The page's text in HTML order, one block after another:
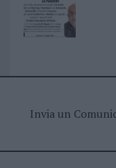
Invia un